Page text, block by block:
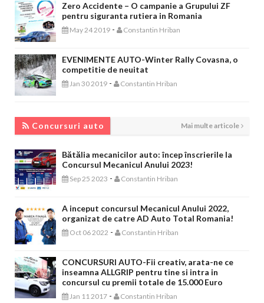
Zero Accidente – O campanie a Grupului ZF
pentru siguranta rutiera in Romania
May 24 2019 - Constantin Hriban
EVENIMENTE AUTO-Winter Rally Covasna, o
competitie de neuitat
Jan 30 2019 - Constantin Hriban
Concursuri auto Mai multe articole
Bătălia mecanicilor auto: încep înscrierile la
Concursul Mecanicul Anului 2023!
Sep 25 2023 - Constantin Hriban
A inceput concursul Mecanicul Anului 2022,
organizat de catre AD Auto Total Romania!
Oct 06 2022 - Constantin Hriban
CONCURSURI AUTO-Fii creativ, arata-ne ce
inseamna ALLGRIP pentru tine si intra in
concursul cu premii totale de 15.000 Euro
Jan 11 2017 - Constantin Hriban